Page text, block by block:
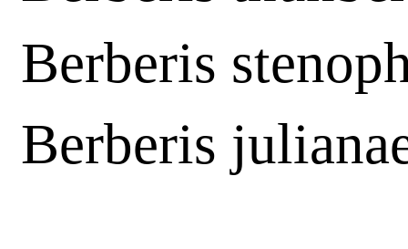
Berberis
Berberis